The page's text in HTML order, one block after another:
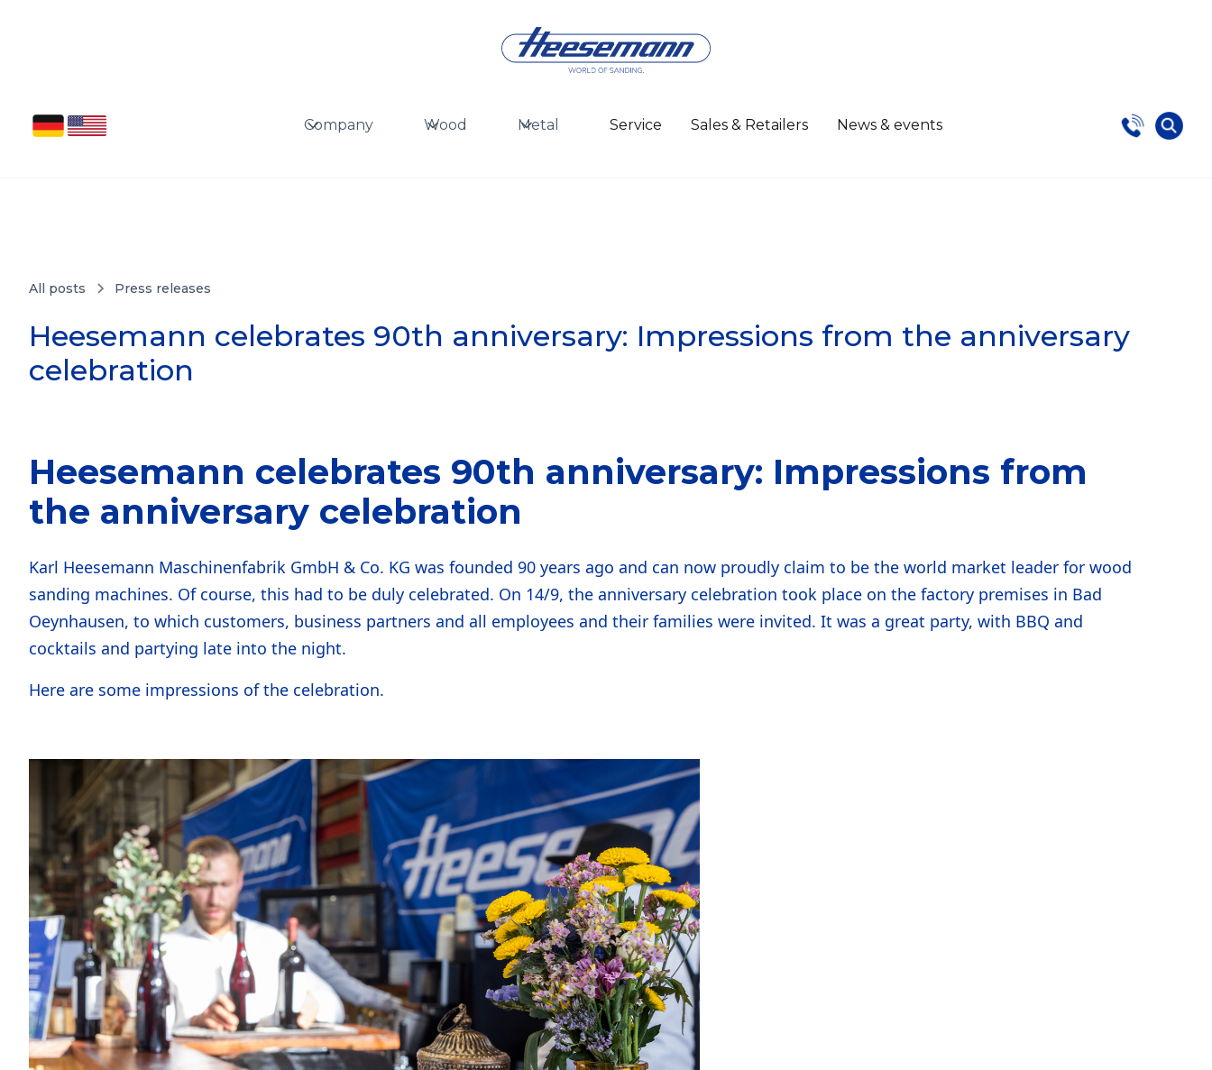
Company Wood Metal Service Sales & Retailers News & events
All posts Press releases
Heesemann celebrates 90th anniversary: Impressions from the anniversary
celebration
Heesemann celebrates 90th anniversary: Impressions from
the anniversary celebration
Karl Heesemann Maschinenfabrik GmbH & Co. KG was founded 90 years ago and can now proudly claim to be the world market leader for wood
sanding machines. Of course, this had to be duly celebrated. On 14/9, the anniversary celebration took place on the factory premises in Bad
Oeynhausen, to which customers, business partners and all employees and their families were invited. It was a great party, with BBQ and
cocktails and partying late into the night.
Here are some impressions of the celebration.